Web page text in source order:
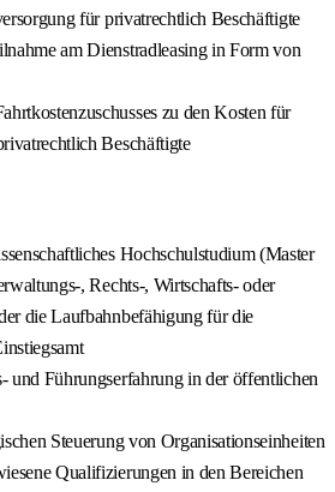
für privatrechtlich Beschäftigte
am Dienstradleasing in Form von
zu den Kosten für
Beschäftigte
Hochschulstudium (Master
, Rechts-, Wirtschafts- oder
die Laufbahnbefähigung für die
und Führungserfahrung in der öffentlichen
Steuerung von Organisationseinheiten
Qualifizierungen in den Bereichen